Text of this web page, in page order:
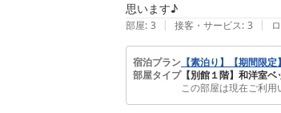
思います♪
部屋: 3 | 接客・サービス: 3 |
宿泊プラン 【素泊り】【期間限
部屋タイプ【別館１階】和洋室
この部屋は現在ご利用